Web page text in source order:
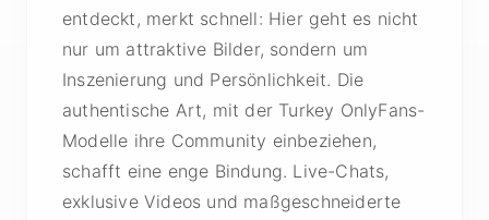
entdeckt, merkt schnell: Hier geht es nicht
nur um attraktive Bilder, sondern um
Inszenierung und Persönlichkeit. Die
authentische Art, mit der Turkey OnlyFans-
Modelle ihre Community einbeziehen,
schafft eine enge Bindung. Live-Chats,
exklusive Videos und maßgeschneiderte